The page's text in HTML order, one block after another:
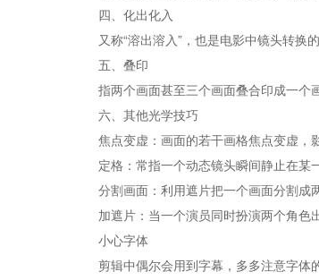
四、化出化入
又称“溶出溶入”，也是电影中镜头转换的
五、叠印
指两个画面甚至三个画面叠合印成一个画
六、其他光学技巧
焦点变虚：画面的若干画格焦点变虚，影
定格：常指一个动态镜头瞬间静止在某一
分割画面：利用遮片把一个画面分割成两
加遮片：当一个演员同时扮演两个角色出
小心字体
剪辑中偶尔会用到字幕，多多注意字体